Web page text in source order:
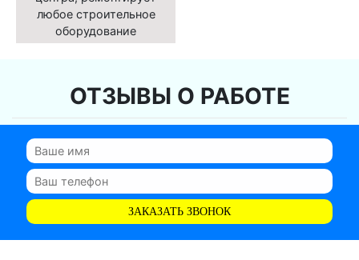
любое строительное
оборудование
ОТЗЫВЫ О РАБОТЕ
ЗАКАЗАТЬ ЗВОНОК